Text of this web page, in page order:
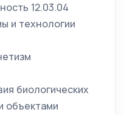
12.03.04
и технологии
биологических
объектами